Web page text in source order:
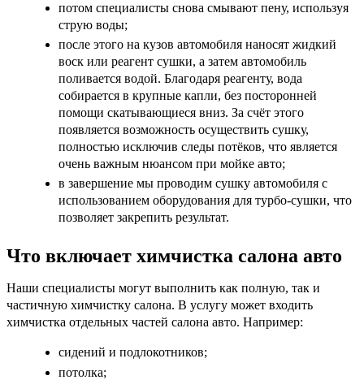
потом специалисты снова смывают пену, используя
струю воды;
после этого на кузов автомобиля наносят жидкий
воск или реагент сушки, а затем автомобиль
поливается водой. Благодаря реагенту, вода
собирается в крупные капли, без посторонней
помощи скатывающиеся вниз. За счёт этого
появляется возможность осуществить сушку,
полностью исключив следы потёков, что является
очень важным нюансом при мойке авто;
в завершение мы проводим сушку автомобиля с
использованием оборудования для турбо-сушки, что
позволяет закрепить результат.
Что включает химчистка салона авто
Наши специалисты могут выполнить как полную, так и
частичную химчистку салона. В услугу может входить
химчистка отдельных частей салона авто. Например:
сидений и подлокотников;
потолка;